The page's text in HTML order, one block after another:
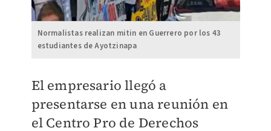
Normalistas realizan mitin en Guerrero por los 43
estudiantes de Ayotzinapa
El empresario llegó a
presentarse en una reunión en
el Centro Pro de Derechos